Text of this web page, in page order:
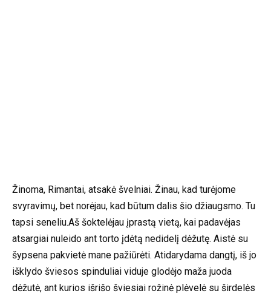
Žinoma, Rimantai, atsakė švelniai. Žinau, kad turėjome
svyravimų, bet norėjau, kad būtum dalis šio džiaugsmo. Tu
tapsi seneliu.Aš šoktelėjau įprastą vietą, kai padavėjas
atsargiai nuleido ant torto įdėtą nedidelį dėžutę. Aistė su
šypsena pakvietė mane pažiūrėti. Atidarydama dangtį, iš jo
išklydo šviesos spinduliai viduje glodėjo maža juoda
dėžutė, ant kurios išrišo šviesiai rožinė plėvelė su širdelės